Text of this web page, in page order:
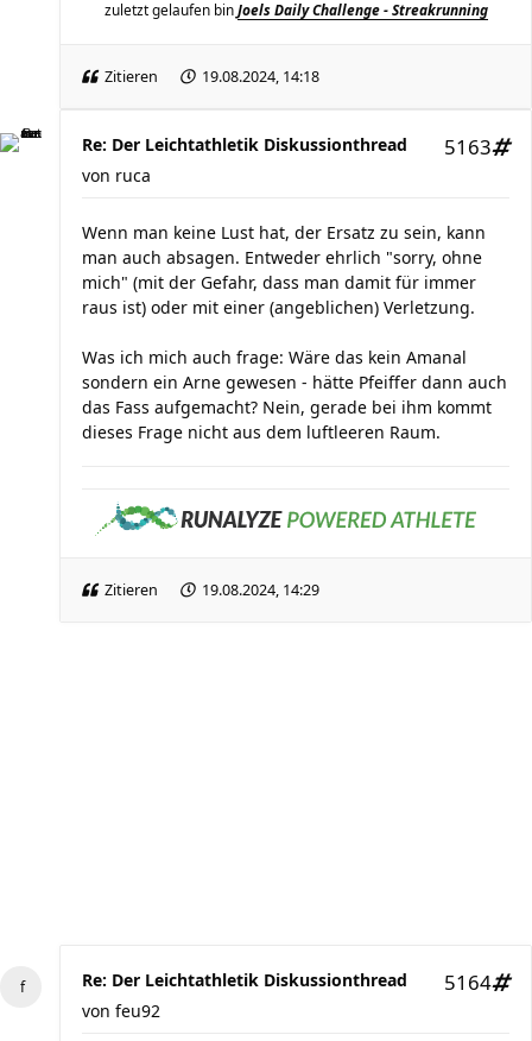
zuletzt gelaufen binJoels Daily Challenge - Streakrunning
Zitieren 19.08.2024, 14:18
Re: Der Leichtathletik Diskussionthread 5163
von ruca
Wenn man keine Lust hat, der Ersatz zu sein, kann
man auch absagen. Entweder ehrlich "sorry, ohne
mich" (mit der Gefahr, dass man damit für immer
raus ist) oder mit einer (angeblichen) Verletzung.
Was ich mich auch frage: Wäre das kein Amanal
sondern ein Arne gewesen - hätte Pfeiffer dann auch
das Fass aufgemacht? Nein, gerade bei ihm kommt
dieses Frage nicht aus dem luftleeren Raum.
Zitieren 19.08.2024, 14:29
Re: Der Leichtathletik Diskussionthread 5164
von feu92